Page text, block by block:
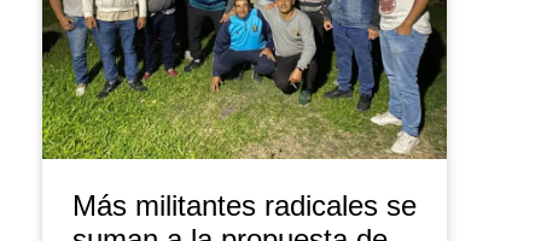
Más militantes radicales se